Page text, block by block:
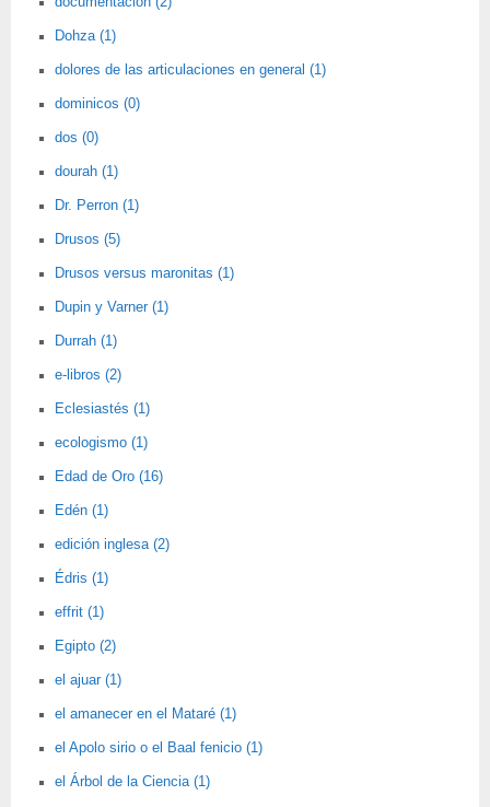
Dohza (1)
dolores de las articulaciones en general (1)
dominicos (0)
dos (0)
dourah (1)
Dr. Perron (1)
Drusos (5)
Drusos versus maronitas (1)
Dupin y Varner (1)
Durrah (1)
e-libros (2)
Eclesiastés (1)
ecologismo (1)
Edad de Oro (16)
Edén (1)
edición inglesa (2)
Édris (1)
effrit (1)
Egipto (2)
el ajuar (1)
el amanecer en el Mataré (1)
el Apolo sirio o el Baal fenicio (1)
el Árbol de la Ciencia (1)